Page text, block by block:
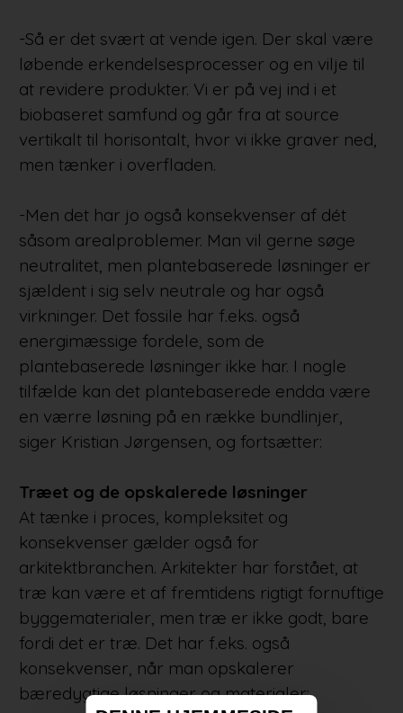
-Så er det svært at vende igen. Der skal være
løbende erkendelsesprocesser og en vilje til
at revidere produkter. Vi er på vej ind i et
biobaseret samfund og går fra at source
vertikalt til horisontalt, hvor vi ikke graver ned,
men tænker i overfladen.
-Men det har jo også konsekvenser af dét
såsom arealproblemer. Man vil gerne søge
neutralitet, men plantebaserede løsninger er
sjældent i sig selv neutrale og har også
virkninger. Det fossile har f.eks. også
energimæssige fordele, som de
plantebaserede løsninger ikke har. I nogle
tilfælde kan det plantebaserede endda være
en værre løsning på en række bundlinjer,
siger Kristian Jørgensen, og fortsætter:
Træet og de opskalerede løsninger
At tænke i proces, kompleksitet og
konsekvenser gælder også for
arkitektbranchen. Arkitekter har forstået, at
træ kan være et af fremtidens rigtigt fornuftige
byggematerialer, men træ er ikke godt, bare
fordi det er træ. Det har f.eks. også
konsekvenser, når man opskalerer
bæredygtige løsninger og materialer: